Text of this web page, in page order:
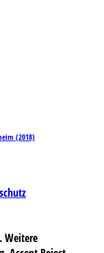
(2018)
Weitere